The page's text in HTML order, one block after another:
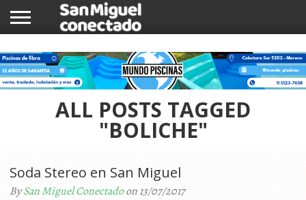
NOTICIAS
COMUNIDAD
COMERCIOS
ALL POSTS TAGGED
"BOLICHE"
Soda Stereo en San Miguel
BySan Miguel Conectadoon 13/07/2017